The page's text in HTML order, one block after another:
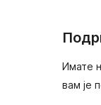
Имате
вам је